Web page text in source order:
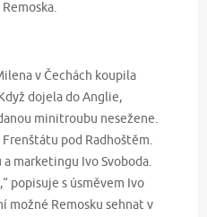
v Čechách koupila
dojela do Anglie,
minitroubu nesežene.
pod Radhoštěm.
marketingu Ivo Svoboda.
popisuje s úsměvem Ivo
možné Remosku sehnat v